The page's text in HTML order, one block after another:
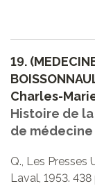
19.
Charles-
Histoire de
de
Q., Les Presses
Laval, 1953. 438